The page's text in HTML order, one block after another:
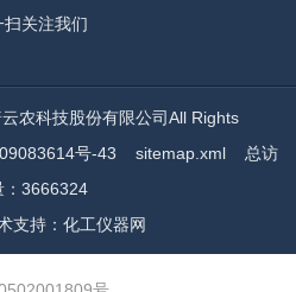
扫关注我们
农科技股份有限公司All Rights
号-43 sitemap.xml 总访
：3666324
持： 化工仪器网